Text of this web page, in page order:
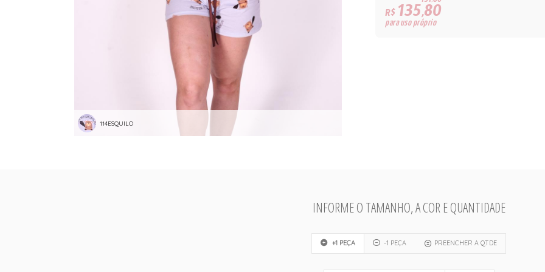
114ESQUILO
R$135,80
para uso próprio
INFORME O TAMANHO, A COR E QUANTIDADE
+1 PEÇA -1 PEÇA PREENCHER A QTDE